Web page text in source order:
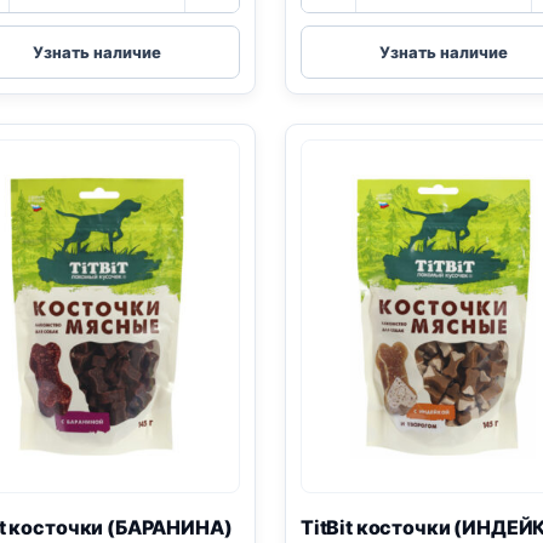
TitBit
(ПЕЧЕНЬ,
МОРКОВЬ)
50г
Узнать наличие
TitBit
косточки
ПОРОДЫ,
КОСТОЧКИ
100г
Узнать наличие
косточки (БАРАНИНА)
TitBit косточки
20 кг
₸